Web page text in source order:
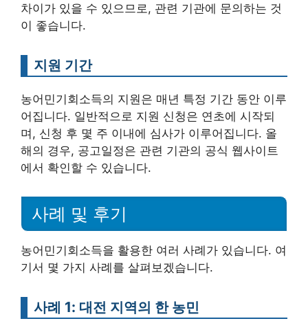
차이가 있을 수 있으므로, 관련 기관에 문의하는 것
이 좋습니다.
지원 기간
농어민기회소득의 지원은 매년 특정 기간 동안 이루
어집니다. 일반적으로 지원 신청은 연초에 시작되
며, 신청 후 몇 주 이내에 심사가 이루어집니다. 올
해의 경우, 공고일정은 관련 기관의 공식 웹사이트
에서 확인할 수 있습니다.
사례 및 후기
농어민기회소득을 활용한 여러 사례가 있습니다. 여
기서 몇 가지 사례를 살펴보겠습니다.
사례 1: 대전 지역의 한 농민